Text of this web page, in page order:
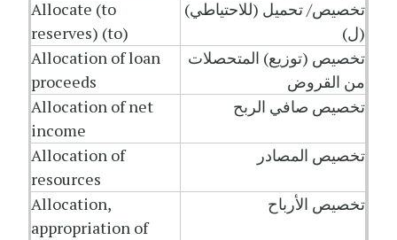
تخصيص/ تحميل (للاحتياطي)
(ل)
Allocate (to
reserves) (to)
تخصيص (توزيع) المتحصلات
من القروض
Allocation of loan
proceeds
تخصيص صافي الربح
Allocation of net
income
تخصيص المصادر
Allocation of
resources
تخصيص الأرباح
Allocation,
appropriation of